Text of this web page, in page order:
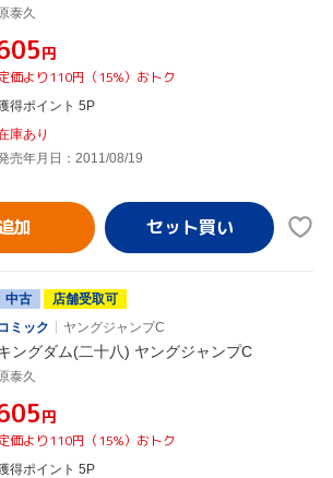
原泰久
円
価より110円（15%）おトク
得ポイント 5P
庫あり
売年月日：2011/08/19
加
中古
店舗受取可
ミック
ヤングジャンプC
ングダム(二十八) ヤングジャンプC
原泰久
円
価より110円（15%）おトク
得ポイント 5P